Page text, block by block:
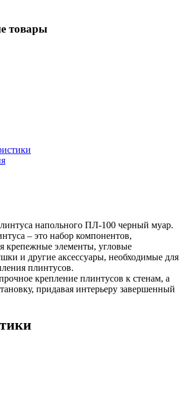
товары
напольного ПЛ-100 черный муар.
– это набор компонентов,
крепежные элементы, угловые
и другие аксессуары, необходимые для
плинтусов.
крепление плинтусов к стенам, а
придавая интерьеру завершенный